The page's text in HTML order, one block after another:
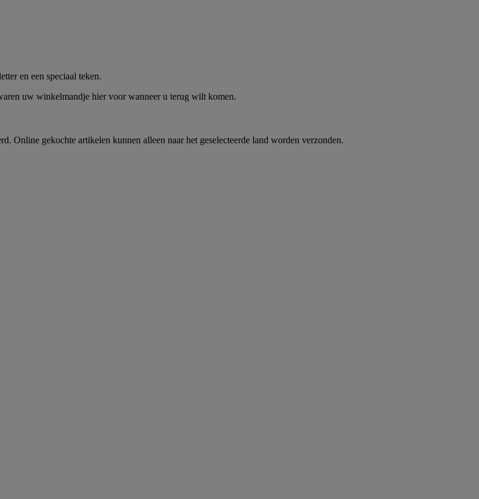
en een speciaal teken.
uw winkelmandje hier voor wanneer u terug wilt komen.
gekochte artikelen kunnen alleen naar het geselecteerde land worden verzonden.